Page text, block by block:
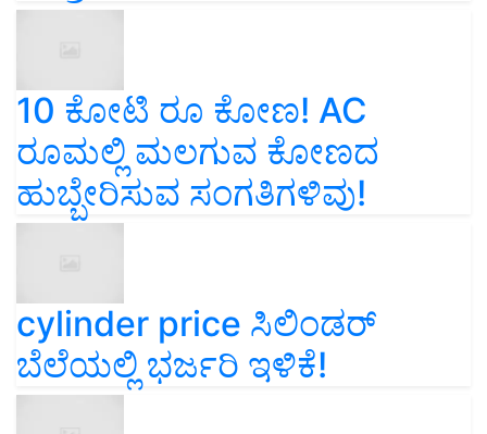
10 ಕೋಟಿ ರೂ ಕೋಣ! AC
ರೂಮಲ್ಲಿ ಮಲಗುವ ಕೋಣದ
ಹುಬ್ಬೇರಿಸುವ ಸಂಗತಿಗಳಿವು!
cylinder price ಸಿಲಿಂಡರ್‌
ಬೆಲೆಯಲ್ಲಿ ಭರ್ಜರಿ ಇಳಿಕೆ!